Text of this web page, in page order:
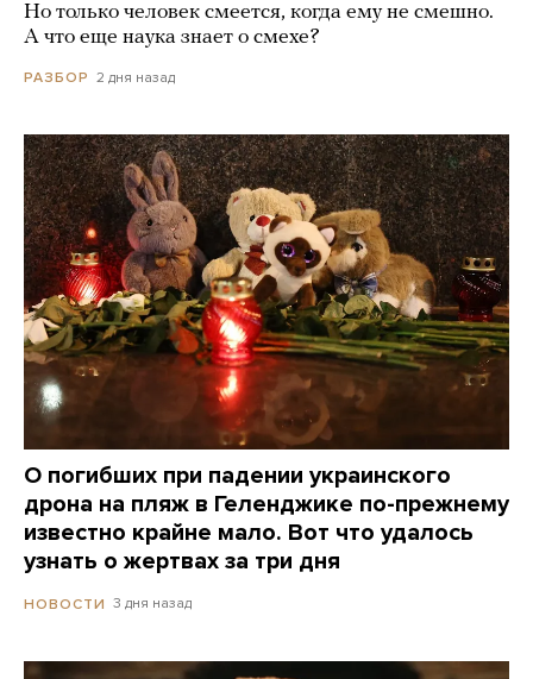
Но только человек смеется, когда ему не смешно.
А что еще наука знает о смехе?
РАЗБОР 2 дня назад
О погибших при падении украинского
дрона на пляж в Геленджике по-прежнему
известно крайне мало. Вот что удалось
узнать о жертвах за три дня
НОВОСТИ 3 дня назад